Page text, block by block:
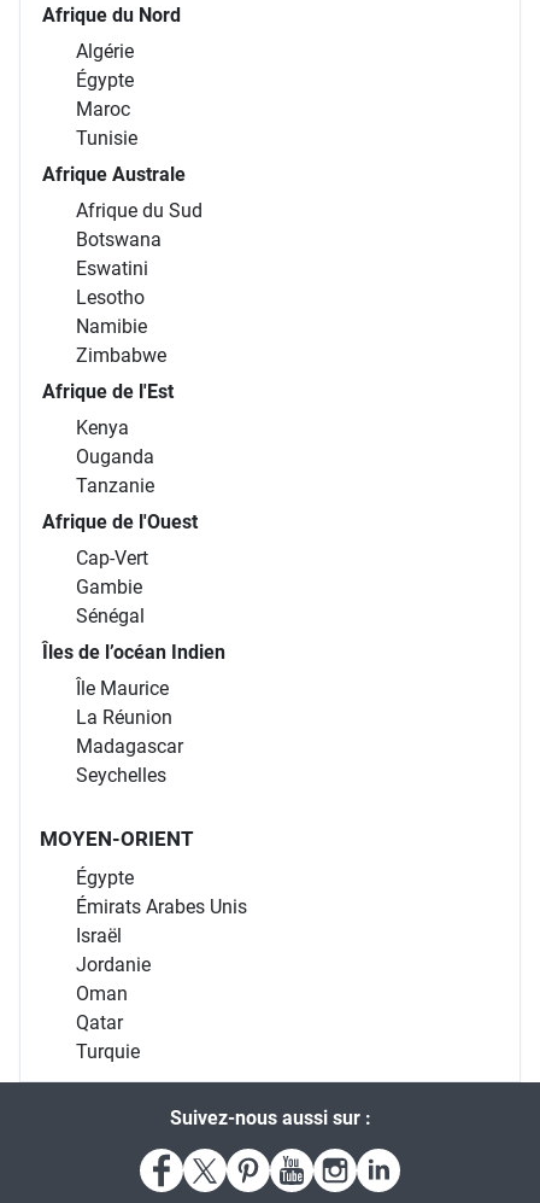
Afrique du Nord
Algérie
Égypte
Maroc
Tunisie
Afrique Australe
Afrique du Sud
Botswana
Eswatini
Lesotho
Namibie
Zimbabwe
Afrique de l'Est
Kenya
Ouganda
Tanzanie
Afrique de l'Ouest
Cap-Vert
Gambie
Sénégal
Îles de l’océan Indien
Île Maurice
La Réunion
Madagascar
Seychelles
MOYEN-ORIENT
Égypte
Émirats Arabes Unis
Israël
Jordanie
Oman
Qatar
Turquie
Suivez-nous aussi sur :